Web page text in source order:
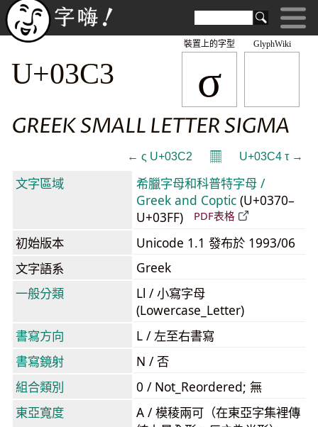
GlyphWiki
σ
裝置上的字型
U+03C3
GREEK SMALL LETTER SIGMA
← ς U+03C2 𝄜 U+03C4 τ →
文字區域
希臘字母和科普特字母 /
Greek and Coptic (U+0370–
U+03FF)
PDF表格
初始版本
Unicode 1.1 發布於 1993/06
文字語系
Greek
一般分類
Ll / 小寫字母
(Lowercase_Letter)
書寫方向
L / 左至右書寫
書寫鏡射
N / 否
組合類別
0 / Not_Reordered; 無
東亞寬度
A / 模稜兩可（在東亞字集裡傳